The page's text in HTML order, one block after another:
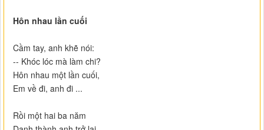
Hôn nhau lần cuối
Cầm tay, anh khẽ nói:
-- Khóc lóc mà làm chi?
Hôn nhau một lần cuối,
Em về đi, anh đi ...
Rồi một hai ba năm